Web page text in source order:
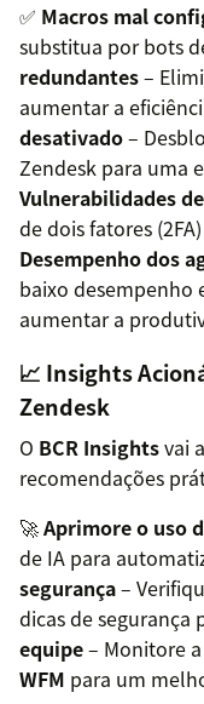
✅ Macros mal
substitua por bots
redundantes–
aumentar a
desativado–
Zendesk para uma
Vulnerabilidades
de dois fatores
Desempenho dos
baixo desempenho
aumentar a
📈 Insights
Zendesk
O BCR Insightsvai
recomendações
🚀Aprimore o uso
de IA para
segurança–
dicas de segurança
equipe– Monitore
WFM para um